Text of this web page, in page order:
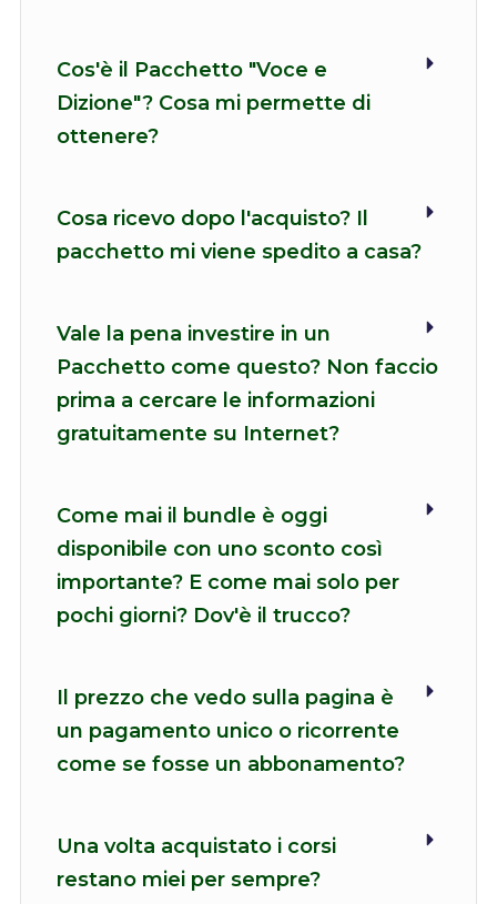
Cos'è il Pacchetto "Voce e
Dizione"? Cosa mi permette di
ottenere?
Cosa ricevo dopo l'acquisto? Il
pacchetto mi viene spedito a casa?
Vale la pena investire in un
Pacchetto come questo? Non faccio
prima a cercare le informazioni
gratuitamente su Internet?
Come mai il bundle è oggi
disponibile con uno sconto così
importante? E come mai solo per
pochi giorni? Dov'è il trucco?
Il prezzo che vedo sulla pagina è
un pagamento unico o ricorrente
come se fosse un abbonamento?
Una volta acquistato i corsi
restano miei per sempre?